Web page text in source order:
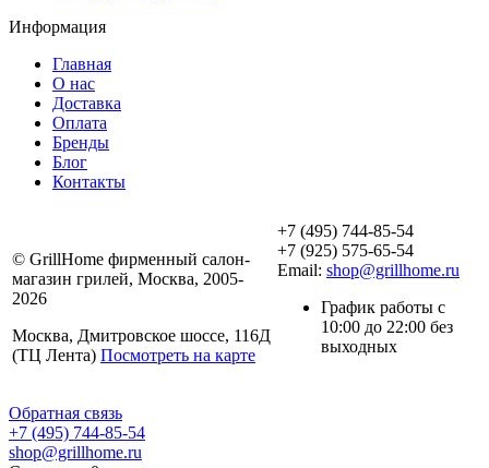
Информация
Главная
О нас
Доставка
Оплата
Бренды
Блог
Контакты
© GrillHome фирменный салон-
магазин грилей, Москва, 2005-
2026
Москва, Дмитровское шоссе, 116Д
(ТЦ Лента) Посмотреть на карте
+7 (495) 744-85-54
+7 (925) 575-65-54
Email: shop@grillhome.ru
График работы с
10:00 до 22:00 без
выходных
Обратная связь
+7 (495) 744-85-54
shop@grillhome.ru